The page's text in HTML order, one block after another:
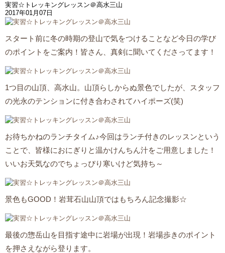
実習☆トレッキングレッスン＠高水三山
2017年01月07日
スタート前に冬の時期の登山で気をつけることなど今日の学び
のポイントをご案内！皆さん、真剣に聞いてくださってます！
1つ目の山頂、高水山。山頂らしからぬ景色でしたが、スタッフ
の光永のテンションに付き合わされてハイポーズ(笑)
お待ちかねのランチタイム♪今回はランチ付きのレッスンという
ことで、皆様におにぎりと温かけんちん汁をご用意しました！
いいお天気なのでちょっぴり寒いけど気持ち～
景色もGOOD！岩茸石山山頂ではもちろん記念撮影☆
最後の惣岳山を目指す途中に岩場が出現！岩場歩きのポイント
を押さえながら登ります。